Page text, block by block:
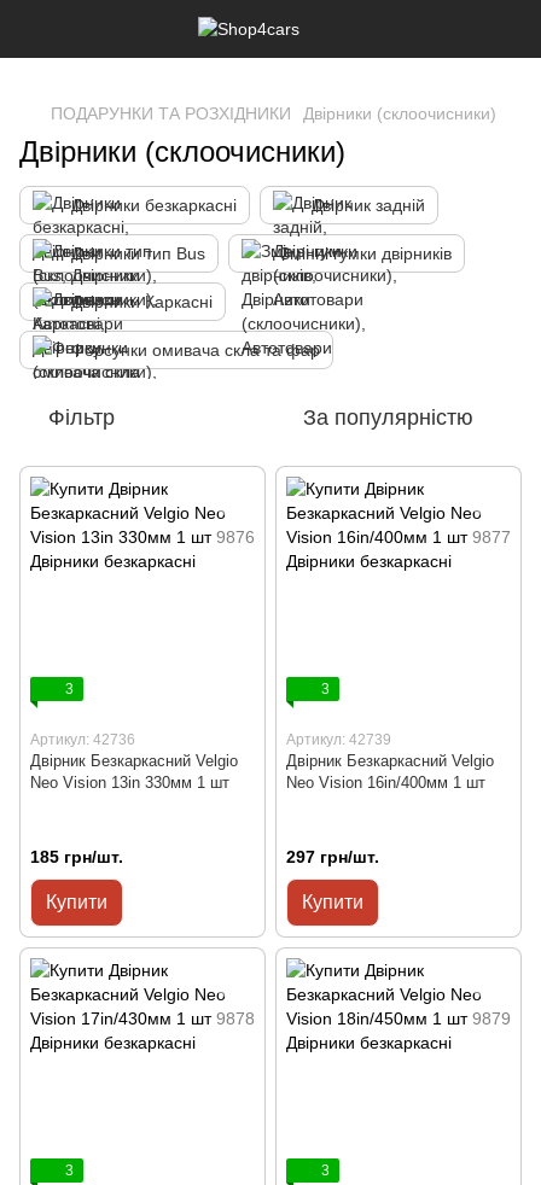
ПОДАРУНКИ ТА РОЗХІДНИКИ Двірники (склоочисники)
Двірники (склоочисники)
Двірники безкаркасні Двірник задній
Двірники тип Bus Змінні гумки двірників
Двірники Каркасні
Форсунки омивача скла та фар
Фільтр За популярністю
3
Артикул: 42736
Двірник Безкаркасний Velgio
Neo Vision 13in 330мм 1 шт
185 грн/шт.
Купити
3
Артикул: 42739
Двірник Безкаркасний Velgio
Neo Vision 16in/400мм 1 шт
297 грн/шт.
Купити
3 3